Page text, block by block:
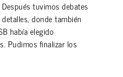
tuvimos debates
donde también
había elegido
Pudimos finalizar los